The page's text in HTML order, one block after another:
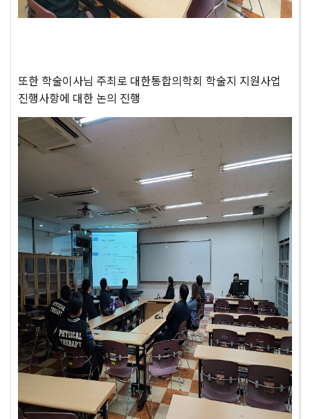
또한 학술이사님 주최로 대한통합의학회 학술지 지원사업
진행사항에 대한 논의 진행